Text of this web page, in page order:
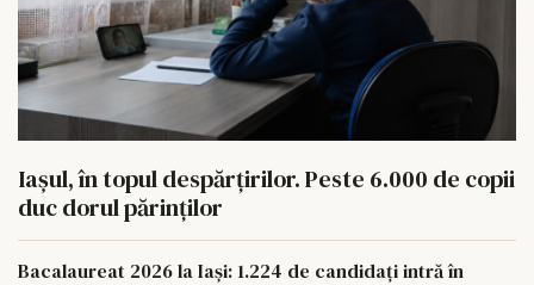
Iașul, în topul despărțirilor. Peste 6.000 de copii
duc dorul părinților
Bacalaureat 2026 la Iași: 1.224 de candidați intră în